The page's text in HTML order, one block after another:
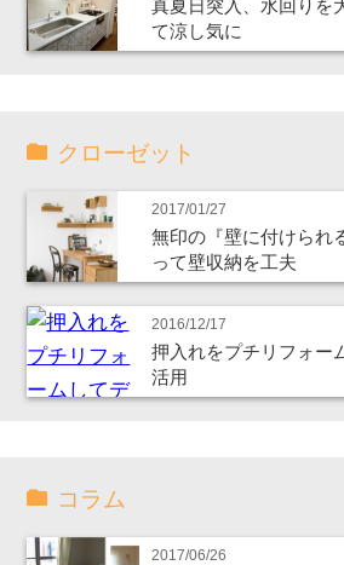
真夏日突入、水回りを
て涼し気に
クローゼット
2017/01/27
無印の『壁に付けられ
って壁収納を工夫
2016/12/17
押入れをプチリフォー
活用
コラム
2017/06/26